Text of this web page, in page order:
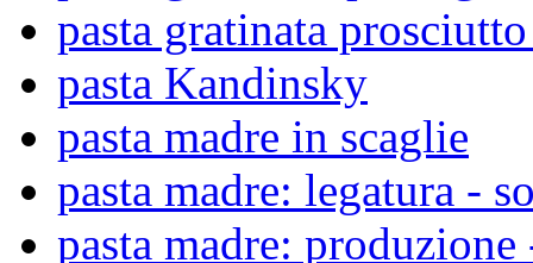
pasta gratinata
pasta Kandinsky
pasta madre in scaglie
pasta madre: legatura -
pasta madre: